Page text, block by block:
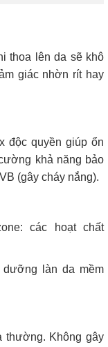
thoa lên da sẽ khô
giác nhờn rít hay
độc quyền giúp ổn
khả năng bảo
(gây cháy nắng).
các hoạt chất
dưỡng làn da mềm
thường. Không gây